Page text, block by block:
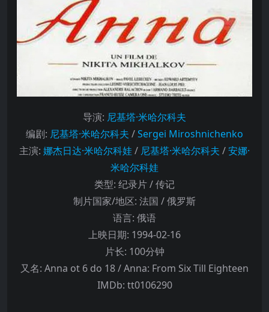
导演: 尼基塔·米哈尔科夫
编剧: 尼基塔·米哈尔科夫 /Sergei Miroshnichenko
主演: 娜杰日达·米哈尔科娃/ 尼基塔·米哈尔科夫 /安娜·
米哈尔科娃
类型: 纪录片 / 传记
制片国家/地区: 法国 / 俄罗斯
语言: 俄语
上映日期: 1994-02-16
片长: 100分钟
又名: Anna ot 6 do 18 / Anna: From Six Till Eighteen
IMDb: tt0106290